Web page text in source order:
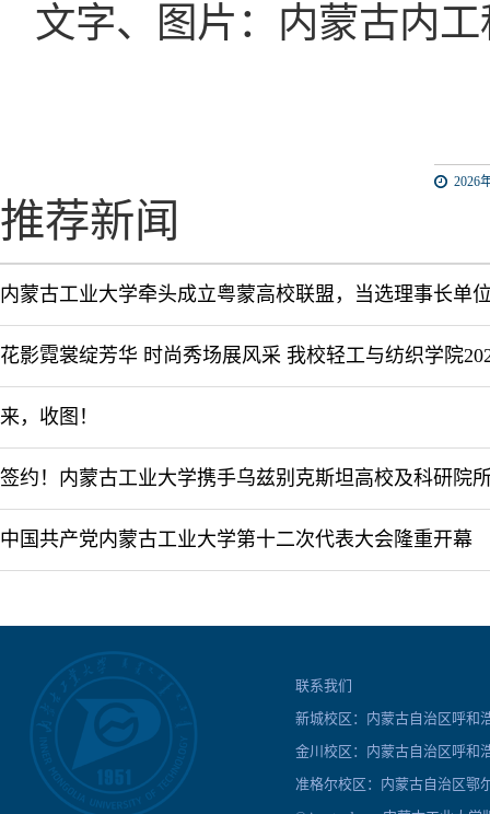
文字、图片： 内蒙古内
2026
推荐新闻
内蒙古工业大学牵头成立粤蒙高校联盟，当选理事长单
来，收图！
中国共产党内蒙古工业大学第十二次代表大会隆重开幕
联系我们
新城校区：内蒙古自治区呼
金川校区：内蒙古自治区呼
准格尔校区：内蒙古自治区